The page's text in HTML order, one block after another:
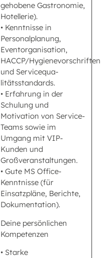
gehobene Gastronomie,
Hotellerie).
• Kenntnisse in
Personalplanung,
Eventorganisation,
HACCP/Hygienevorschriften
und Servicequa-
litätsstandards.
• Erfahrung in der
Schulung und
Motivation von Service-
Teams sowie im
Umgang mit VIP-
Kunden und
Großveranstaltungen.
• Gute MS Office-
Kenntnisse (für
Einsatzpläne, Berichte,
Dokumentation).
Deine persönlichen
Kompetenzen
• Starke